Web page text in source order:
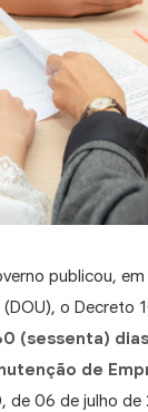
publicou,
o Decreto
(sessenta)
de
de 06 de julho